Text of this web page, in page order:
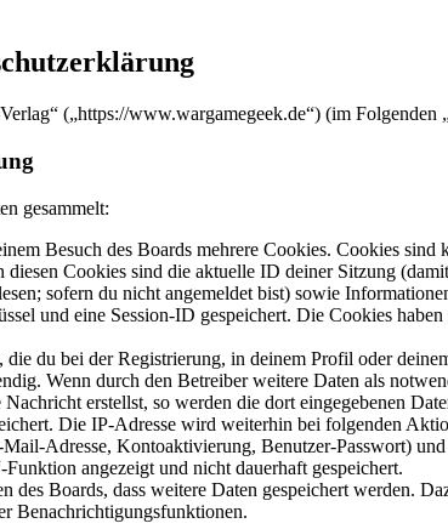
(„https://www.wargamegeek.de“) (im
gesammelt:
Besuch des Boards mehrere Cookies. Cookies
Cookies sind die aktuelle ID deiner Sitzung
sofern du nicht angemeldet bist) sowie
und eine Session-ID gespeichert. Die Cookies
du bei der Registrierung, in deinem Profil oder
Wenn durch den Betreiber weitere Daten als
erstellst, so werden die dort eingegebenen
Die IP-Adresse wird weiterhin bei folgenden
Adresse, Kontoaktivierung, Benutzer-Passwort)
angezeigt und nicht dauerhaft gespeichert.
des Boards, dass weitere Daten gespeichert werden.
Benachrichtigungsfunktionen.